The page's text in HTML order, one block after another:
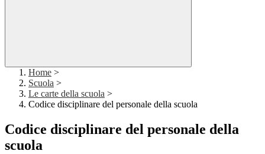
Home >
Scuola >
Le carte della scuola >
Codice disciplinare del personale della scuola
Codice disciplinare del personale della
scuola